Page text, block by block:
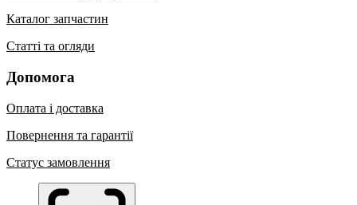
Каталог запчастин
Статті та огляди
Допомога
Оплата і доставка
Повернення та гарантії
Статус замовлення